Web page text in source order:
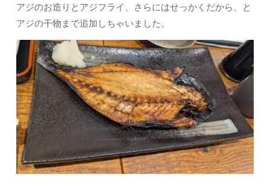
アジのお造りとアジフライ、さらにはせっかくだから、と
アジの干物まで追加しちゃいました。